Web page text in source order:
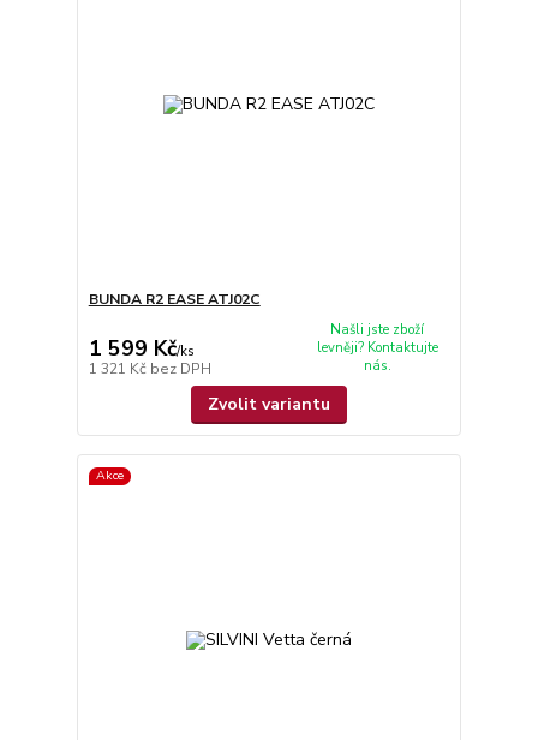
BUNDA R2 EASE ATJ02C
1 599 Kč/ks
1 321 Kč bez DPH
Našli jste zboží
levněji? Kontaktujte
nás.
Zvolit variantu
Akce